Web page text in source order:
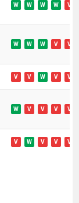
W W W W V
W W W V V
V V W V V
W V V V V
V W V V V